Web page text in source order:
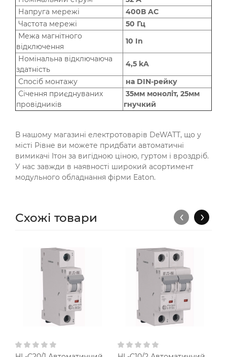
Напруга мережі
400В AC
Частота мережі
50 Гц
Межа магнітного
відключення
10 In
Номінальна відключаюча
здатність
4,5 kA
Спосіб монтажу
на DIN-рейку
Січення приєднуваних
провідників
35мм моноліт, 25мм
гнучкий
В нашому магазині електротоварів DeWATT, що у
місті Рівне ви можете придбати автоматичні
вимикачі Ітон за вигідною ціною, гуртом і вроздріб.
У нас завжди в наявності широкий асортимент
модульного обладнання фірми Eaton.
Схожі товари ‹ ›